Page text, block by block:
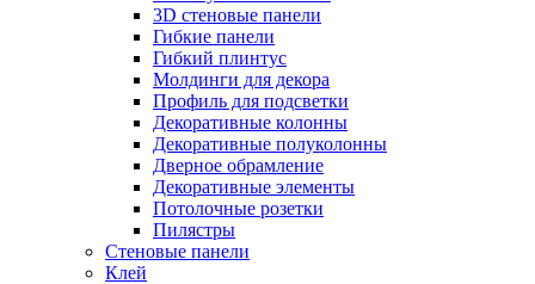
3D стеновые панели
Гибкие панели
Гибкий плинтус
Молдинги для декора
Профиль для подсветки
Декоративные колонны
Декоративные полуколонны
Дверное обрамление
Декоративные элементы
Потолочные розетки
Пилястры
Стеновые панели
Клей